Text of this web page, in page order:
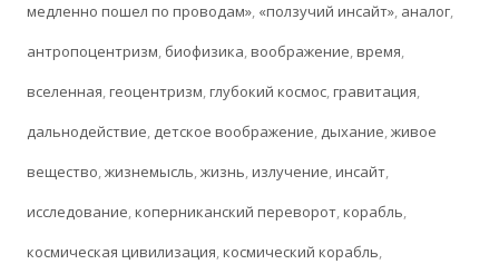
медленно пошел по проводам», «ползучий инсайт», аналог,
антропоцентризм, биофизика,воображение,время,
вселенная,геоцентризм,глубокий космос,гравитация,
дальнодействие, детское воображение, дыхание,живое
вещество,жизнемысль,жизнь,излучение,инсайт,
исследование,коперниканский переворот,корабль,
космическая цивилизация,космический корабль,